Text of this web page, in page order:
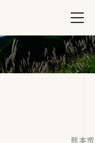
熊本市